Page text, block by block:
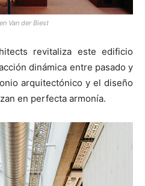
Van der Biest
revitaliza este edificio
dinámica entre pasado y
arquitectónico y el diseño
en perfecta armonía.